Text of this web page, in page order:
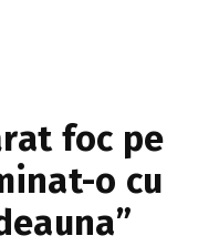
foc pe
o cu